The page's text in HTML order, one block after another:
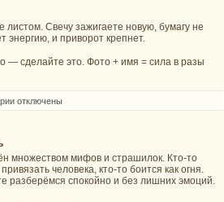
Свечу зажигаете новую, бумагу не
энергию, и приворот крепнет.
— сделайте это. Фото + имя = сила в разы
к
имени
отключены
множеством мифов и страшилок. Кто-то
человека, кто-то боится как огня.
разберёмся спокойно и без лишних эмоций.